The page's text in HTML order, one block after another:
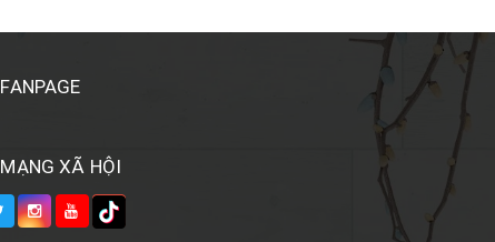
FANPAGE
MẠNG XÃ HỘI